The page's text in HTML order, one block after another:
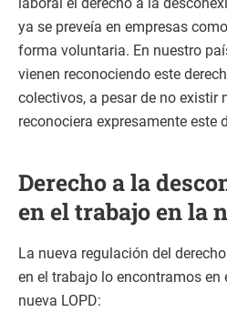
ya se preveía en empresas
forma voluntaria. En nuestro
vienen reconociendo este
colectivos, a pesar de no existir
reconociera expresamente este
Derecho a la
en el trabajo en la
La nueva regulación del
en el trabajo lo encontramos en
nueva LOPD: